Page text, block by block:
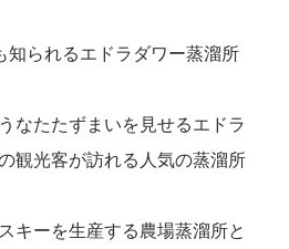
知られるエドラダワー蒸溜所
なたたずまいを見せるエドラ
観光客が訪れる人気の蒸溜所
キーを生産する農場蒸溜所と